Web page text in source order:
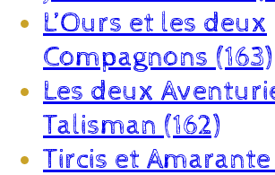
L’Ours et les deux
Compagnons (163)
Les deux
Talisman (162)
Tircis et Amarante